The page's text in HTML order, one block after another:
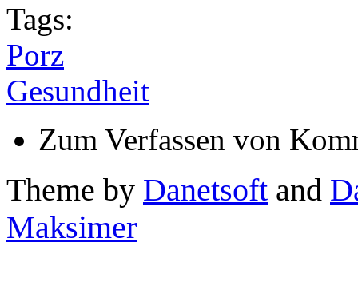
Tags:
Porz
Gesundheit
Zum Verfassen von
Theme by Danetsoft and
Maksimer